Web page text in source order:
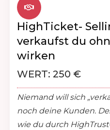
HighTicket-
verkaufst du
wirken
WERT: 250 €
Niemand will sich
noch deine Kunden.
wie du durch